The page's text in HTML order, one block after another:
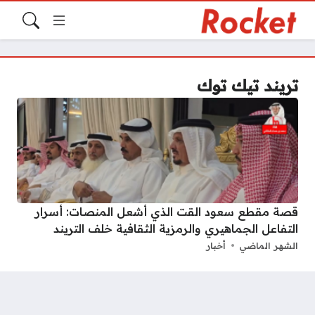
تريند تيك توك
قصة مقطع سعود القت الذي أشعل المنصات: أسرار
التفاعل الجماهيري والرمزية الثقافية خلف التريند
الشهر الماضي أخبار